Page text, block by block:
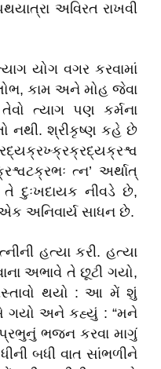
અવિરત રાખવી
યોગ વગર કરવામાં
કામ અને મોહ જેવા
ત્યાગ પણ કર્મના
નથી. શ્રીકૃષ્ણ કહે છે
ત્ન’ અર્થાત્‌
દુઃખદાયક નીવડે છે,
અનિવાર્ય સાધન છે.
હત્યા કરી. હત્યા
અભાવે તે છૂટી ગયો,
થયો : આ મેં શું
ગયો અને કહ્યું : “મને
પ્રભુનું ભજન કરવા માગું
બધી વાત સાંભળીને